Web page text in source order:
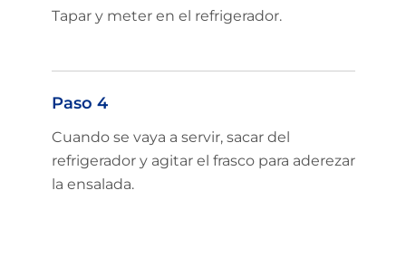
Tapar y meter en el refrigerador.
Paso 4
Cuando se vaya a servir, sacar del
refrigerador y agitar el frasco para aderezar
la ensalada.